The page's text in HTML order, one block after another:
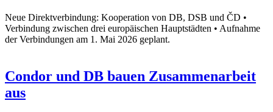
Neue Direktverbindung: Kooperation von DB, DSB und ČD •
Verbindung zwischen drei europäischen Hauptstädten • Aufnahme
der Verbindungen am 1. Mai 2026 geplant.
Condor und DB bauen Zusammenarbeit
aus